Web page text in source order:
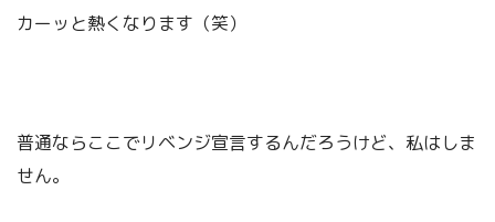
カーッと熱くなります（笑）
普通ならここでリベンジ宣言するんだろうけど、私はしま
せん。